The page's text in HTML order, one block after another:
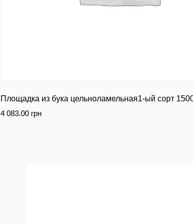
Площадка из бука цельноламельная1-ый сорт
4 083.00 грн